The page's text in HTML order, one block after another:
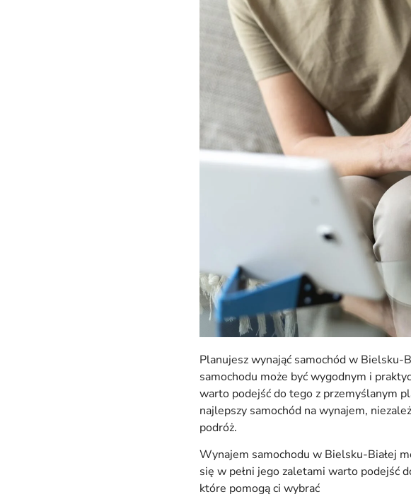
Planujesz wynająć samochód w
samochodu może być wygodnym i
warto podejść do tego z przemyślanym
najlepszy samochód na wynajem,
podróż.
Wynajem samochodu w Bielsku-Białej
się w pełni jego zaletami warto podejść
które pomogą ci wybrać